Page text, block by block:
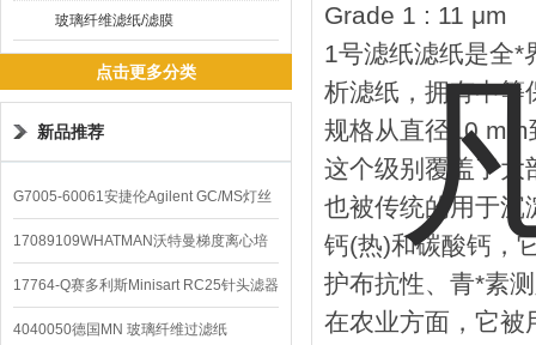
玻璃纤维滤纸/滤膜
点击更多分类
新品推荐
G7005-60061安捷伦Agilent GC/MS灯丝
配件
17089109WHATMAN沃特曼梯度离心培
养基
17764-Q赛多利斯Minisart RC25针头滤器
4040050德国MN 玻璃纤维过滤纸
Grade 1 : 11 μm
1号滤纸滤纸是全*
析滤纸，拥有中等
规格从直径10
这个级别覆盖了大
也被传统的用于沉
钙(热)和碳酸钙，
护布抗性、青*素
在农业方面，它被